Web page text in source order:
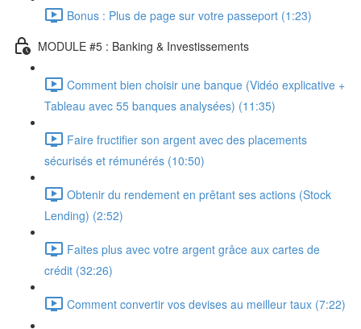
Bonus : Plus de page sur votre passeport (1:23)
MODULE #5 : Banking & Investissements
Comment bien choisir une banque (Vidéo explicative +
Tableau avec 55 banques analysées) (11:35)
Faire fructifier son argent avec des placements
sécurisés et rémunérés (10:50)
Obtenir du rendement en prêtant ses actions (Stock
Lending) (2:52)
Faites plus avec votre argent grâce aux cartes de
crédit (32:26)
Comment convertir vos devises au meilleur taux (7:22)